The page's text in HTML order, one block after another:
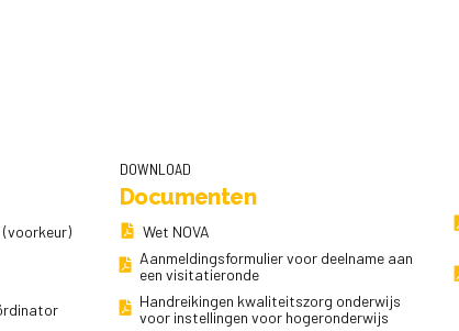
DOWNLOAD
Documenten
Wet NOVA
Aanmeldingsformulier voor deelname aan
een visitatieronde
Handreikingen kwaliteitszorg onderwijs
voor instellingen voor hogeronderwijs